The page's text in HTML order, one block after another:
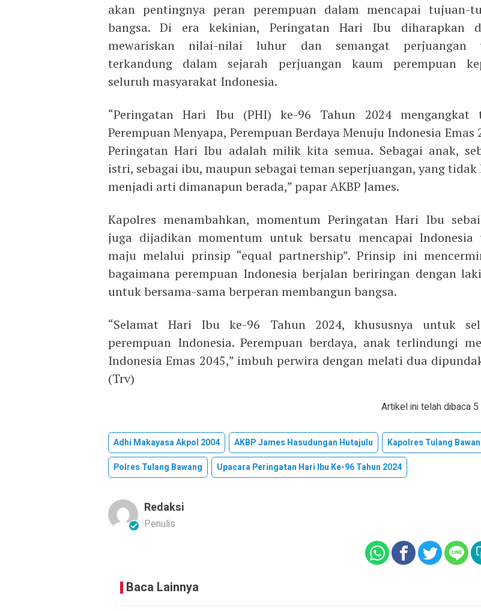
akan pentingnya peran perempuan dalam mencapai tujuan-
bangsa. Di era kekinian, Peringatan Hari Ibu diharapkan
mewariskan nilai-nilai luhur dan semangat perjuangan
terkandung dalam sejarah perjuangan kaum perempuan
seluruh masyarakat Indonesia.
“Peringatan Hari Ibu (PHI) ke-96 Tahun 2024 mengangkat
Perempuan Menyapa, Perempuan Berdaya Menuju Indonesia Emas
Peringatan Hari Ibu adalah milik kita semua. Sebagai anak,
istri, sebagai ibu, maupun sebagai teman seperjuangan, yang tidak
menjadi arti dimanapun berada,” papar AKBP James.
Kapolres menambahkan, momentum Peringatan Hari Ibu
juga dijadikan momentum untuk bersatu mencapai Indonesia
maju melalui prinsip “equal partnership”. Prinsip ini
bagaimana perempuan Indonesia berjalan beriringan dengan
untuk bersama-sama berperan membangun bangsa.
“Selamat Hari Ibu ke-96 Tahun 2024, khususnya untuk
perempuan Indonesia. Perempuan berdaya, anak terlindungi
Indonesia Emas 2045,” imbuh perwira dengan melati dua
(Trv)
Artikel ini telah dibaca
Adhi Makayasa Akpol 2004 AKBP James Hasudungan Hutajulu
Kapolres Tulang
Polres Tulang Bawang
Upacara Peringatan Hari Ibu Ke-96 Tahun 2024
Redaksi
Penulis
Baca Lainnya